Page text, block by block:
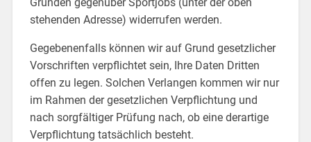
stehenden Adresse) widerrufen werden.
Gegebenenfalls können wir auf Grund gesetzlicher
Vorschriften verpflichtet sein, Ihre Daten Dritten
offen zu legen. Solchen Verlangen kommen wir nur
im Rahmen der gesetzlichen Verpflichtung und
nach sorgfältiger Prüfung nach, ob eine derartige
Verpflichtung tatsächlich besteht.